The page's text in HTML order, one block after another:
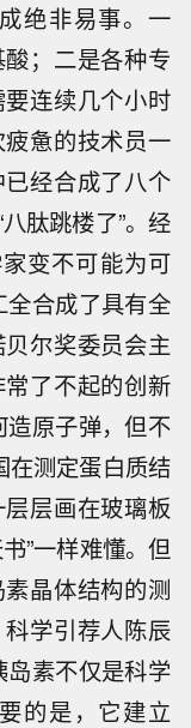
绝非易事。一
；二是各种专
连续几个小时
惫的技术员一
经合成了八个
肽跳楼了”。经
变不可能为可
合成了具有全
尔奖委员会主
了不起的创新
造原子弹，但不
在测定蛋白质结
层画在玻璃板
”一样难懂。但
晶体结构的测
学引荐人陈辰
岛素不仅是科学
的是，它建立